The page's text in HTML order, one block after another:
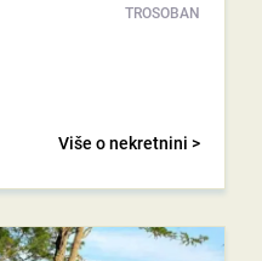
TROSOBAN
Više o nekretnini >